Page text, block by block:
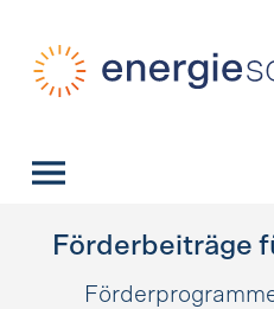
Förderbeiträge